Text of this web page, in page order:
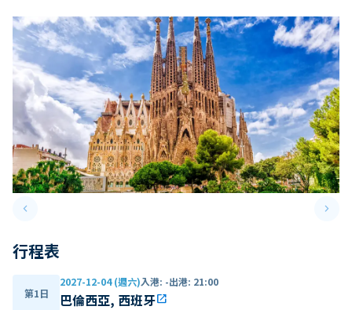
keyboard_arrow_leftPrevious slide keyboard_arrow_right
行程表
第1日
2027-12-04 (週六)入港: -出港: 21:00
巴倫西亞, 西班牙open_in_new